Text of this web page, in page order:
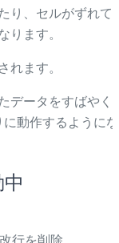
り、セルがずれて
ります。
れます。
データをすばやく
動作するようにな
行を削除